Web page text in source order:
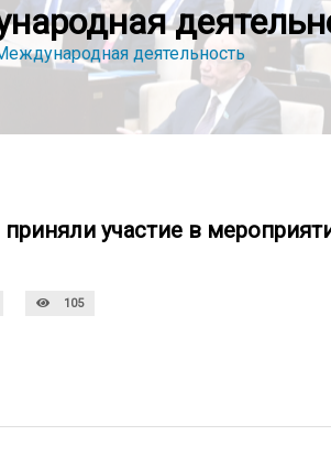
деятельность
участие в
105